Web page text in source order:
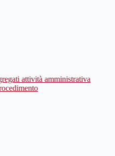
attività amministrativa